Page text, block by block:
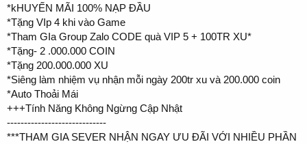
*kHUYẾN MÃI 100% NẠP ĐẦU
*Tặng VIp 4 khi vào Game
*Tham GIa Group Zalo CODE quà VIP 5 + 100TR XU*
*Tặng- 2 .000.000 COIN
*Tặng 200.000.000 XU
*Siêng làm nhiệm vụ nhận mỗi ngày 200tr xu và 200.000 coin
*Auto Thoải Mái
+++Tính Năng Không Ngừng Cập Nhật
-----------------------------
***THAM GIA SEVER NHẬN NGAY ƯU ĐÃI VỚI NHIỀU PHẦN